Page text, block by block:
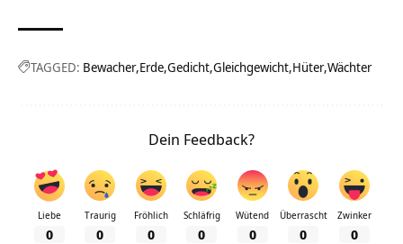
TAGGED: Bewacher Erde Gedicht Gleichgewicht Hüter Wächter
Dein Feedback?
Liebe
0
Traurig
0
Fröhlich
0
Schläfrig
0
Wütend
0
Überrascht
0
Zwinker
0